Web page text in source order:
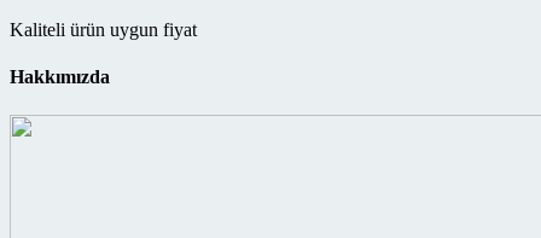
Kaliteli ürün uygun fiyat
Hakkımızda